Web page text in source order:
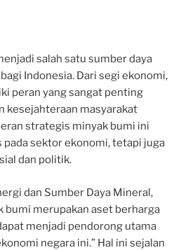
salah satu sumber daya
Indonesia. Dari segi ekonomi,
peran yang sangat penting
kesejahteraan masyarakat
strategis minyak bumi ini
pada sektor ekonomi, tetapi juga
dan politik.
dan Sumber Daya Mineral,
bumi merupakan aset berharga
menjadi pendorong utama
negara ini.” Hal ini sejalan